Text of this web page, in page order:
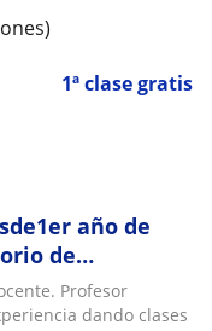
1ª clase gratis
año de
de
Profesor
dando clases